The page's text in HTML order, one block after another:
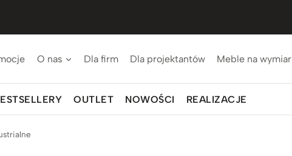
O nas Dla firm Dla projektantów Meble na wymiar
OUTLET NOWOŚCI REALIZACJE